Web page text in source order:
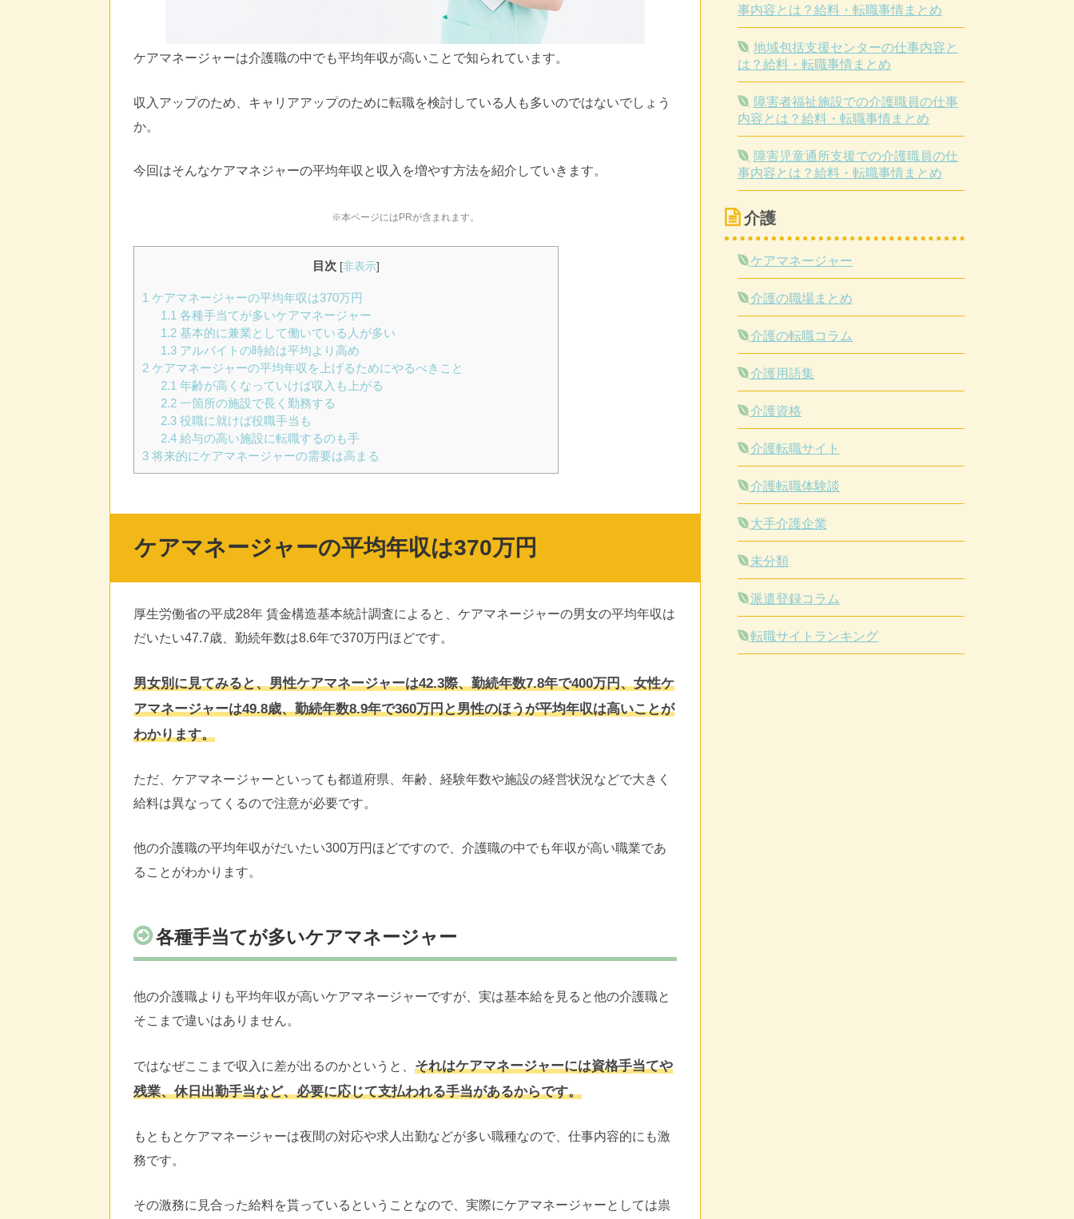
ケアマネージャーは介護職の中でも平均年収が高いことで知られています。
収入アップのため、キャリアアップのために転職を検討している人も多いのではないでしょう
か。
今回はそんなケアマネジャーの平均年収と収入を増やす方法を紹介していきます。
※本ページにはPRが含まれます。
目次 [非表示]
1 ケアマネージャーの平均年収は370万円
1.1 各種手当てが多いケアマネージャー
1.2基本的に兼業として働いている人が多い
1.3アルバイトの時給は平均より高め
2 ケアマネージャーの平均年収を上げるためにやるべきこと
2.1 年齢が高くなっていけば収入も上がる
2.2一箇所の施設で長く勤務する
2.3役職に就けば役職手当も
2.4給与の高い施設に転職するのも手
3 将来的にケアマネージャーの需要は高まる
ケアマネージャーの平均年収は370万円
厚生労働省の平成28年 賃金構造基本統計調査によると、ケアマネージャーの男女の平均年収は
だいたい47.7歳、勤続年数は8.6年で370万円ほどです。
男女別に見てみると、男性ケアマネージャーは42.3際、勤続年数7.8年で400万円、女性ケ
アマネージャーは49.8歳、勤続年数8.9年で360万円と男性のほうが平均年収は高いことが
わかります。
ただ、ケアマネージャーといっても都道府県、年齢、経験年数や施設の経営状況などで大きく
給料は異なってくるので注意が必要です。
他の介護職の平均年収がだいたい300万円ほどですので、介護職の中でも年収が高い職業であ
ることがわかります。
各種手当てが多いケアマネージャー
他の介護職よりも平均年収が高いケアマネージャーですが、実は基本給を見ると他の介護職と
そこまで違いはありません。
ではなぜここまで収入に差が出るのかというと、 それはケアマネージャーには資格手当てや
残業、休日出勤手当など、必要に応じて支払われる手当があるからです。
もともとケアマネージャーは夜間の対応や求人出勤などが多い職種なので、仕事内容的にも激
務です。
その激務に見合った給料を貰っているということなので、実際にケアマネージャーとしては祟
事内容とは？給料・転職事情まとめ
地域包括支援センターの仕事内容と
は？給料・転職事情まとめ
障害者福祉施設での介護職員の仕事
内容とは？給料・転職事情まとめ
障害児童通所支援での介護職員の仕
事内容とは？給料・転職事情まとめ
介護
ケアマネージャー
介護の職場まとめ
介護の転職コラム
介護用語集
介護資格
介護転職サイト
介護転職体験談
大手介護企業
未分類
派遣登録コラム
転職サイトランキング